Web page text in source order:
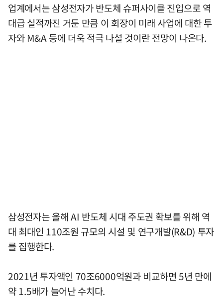
업계에서는 삼성전자가 반도체 슈퍼사이클 진입으로 역
대급 실적까진 거둔 만큼 이 회장이 미래 사업에 대한 투
자와 M&A 등에 더욱 적극 나설 것이란 전망이 나온다.
삼성전자는 올해 AI 반도체 시대 주도권 확보를 위해 역
대 최대인 110조원 규모의 시설 및 연구개발(R&D) 투자
를 집행한다.
2021년 투자액인 70조6000억원과 비교하면 5년 만에
약 1.5배가 늘어난 수치다.